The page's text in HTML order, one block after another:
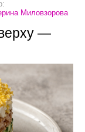
Миловзорова
—